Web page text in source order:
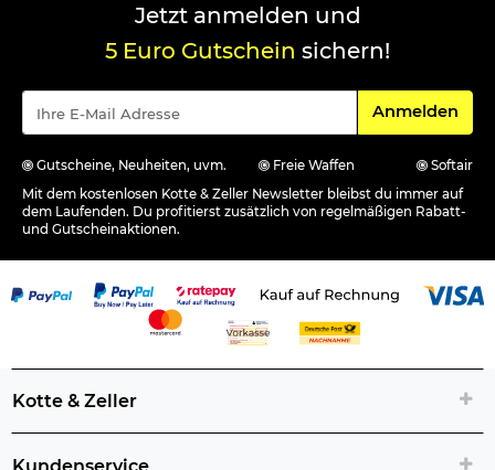
Jetzt anmelden und
5 Euro Gutschein sichern!
Für den
Anmelden
Gutscheine, Neuheiten, uvm. Freie Waffen
Softair
Mit dem kostenlosen Kotte & Zeller Newsletter bleibst du immer auf
dem Laufenden. Du profitierst zusätzlich von regelmäßigen Rabatt-
und Gutscheinaktionen.
Kotte & Zeller
Kundenservice